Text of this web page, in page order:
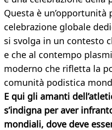
Questa è un’opportunità
celebrazione globale
si svolga in un contesto
e che al contempo
moderno che rifletta la
comunità podistica
E qui gli amanti
s’indigna per aver
mondiali, dove deve